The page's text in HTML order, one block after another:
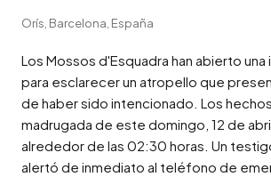
Orís, Barcelona, España
Los Mossos d'Esquadra han abierto
para esclarecer un atropello que
de haber sido intencionado. Los
madrugada de este domingo, 12 de
alrededor de las 02:30 horas. Un
alertó de inmediato al teléfono de